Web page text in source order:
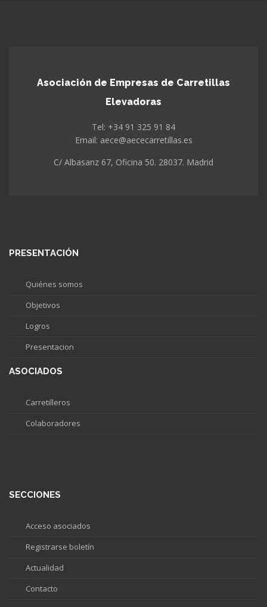
Asociación de Empresas de Carretillas
Elevadoras
Tel: +34 91 325 91 84
Email: aece@aececarretillas.es
C/ Albasanz 67, Oficina 50. 28037. Madrid
PRESENTACIÓN
Quiénes somos
Objetivos
Logros
Presentacion
ASOCIADOS
Carretilleros
Colaboradores
SECCIONES
Acceso asociados
Registrarse boletín
Actualidad
Contacto